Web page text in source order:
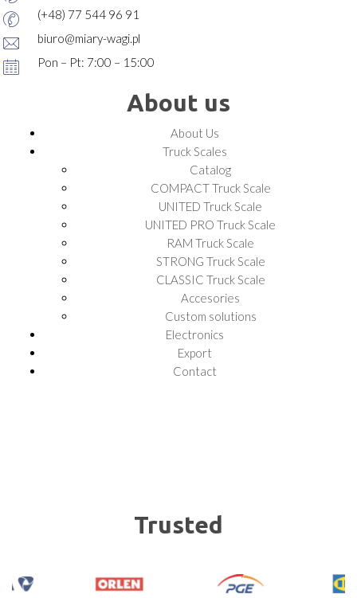
(+48) 77 544 96 91
biuro@miary-wagi.pl
Pon – Pt: 7:00 – 15:00
About us
About Us
Truck Scales
Catalog
COMPACT Truck Scale
UNITED Truck Scale
UNITED PRO Truck Scale
RAM Truck Scale
STRONG Truck Scale
CLASSIC Truck Scale
Accesories
Custom solutions
Electronics
Export
Contact
Trusted